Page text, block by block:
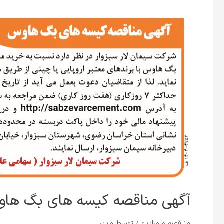
آگهی مناقصه کیسه های بگ